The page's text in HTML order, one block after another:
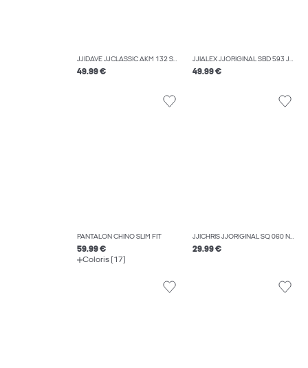
JJIDAVE JJCLASSIC AKM 132 SN JEAN À COUPE WIDE
49.99 €
JJIALEX JJORIGINAL SBD 593 JEAN BAGGY FIT
49.99 €
PANTALON CHINO SLIM FIT
59.99 €
Coloris (17)
JJICHRIS JJORIGINAL SQ 060 NOOS JEAN COUPE DÉCONTRACTÉE
29.99 €